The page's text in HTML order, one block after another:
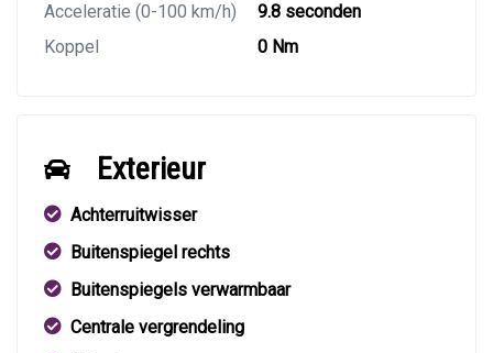
Acceleratie (0-100 km/h)
9.8 seconden
Koppel
0 Nm
Exterieur
Achterruitwisser
Buitenspiegel rechts
Buitenspiegels verwarmbaar
Centrale vergrendeling